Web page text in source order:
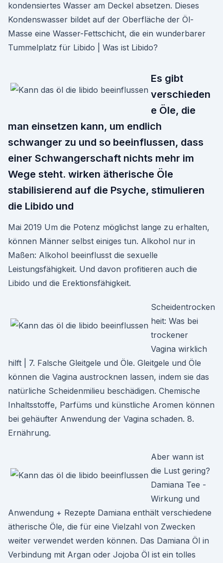
kondensiertes Wasser am Deckel absetzen. Dieses
Kondenswasser bildet auf der Oberfläche der Öl-
Masse eine Wasser-Fettschicht, die ein wunderbarer
Tummelplatz für Libido | Was ist Libido?
Es gibt
verschieden
e Öle, die
man einsetzen kann, um endlich
schwanger zu und so beeinflussen, dass
einer Schwangerschaft nichts mehr im
Wege steht. wirken ätherische Öle
stabilisierend auf die Psyche, stimulieren
die Libido und
Mai 2019 Um die Potenz möglichst lange zu erhalten,
können Männer selbst einiges tun. Alkohol nur in
Maßen: Alkohol beeinflusst die sexuelle
Leistungsfähigkeit. Und davon profitieren auch die
Libido und die Erektionsfähigkeit.
Scheidentrocken
heit: Was bei
trockener
Vagina wirklich
hilft | 7. Falsche Gleitgele und Öle. Gleitgele und Öle
können die Vagina austrocknen lassen, indem sie das
natürliche Scheidenmilieu beschädigen. Chemische
Inhaltsstoffe, Parfüms und künstliche Aromen können
bei gehäufter Anwendung der Vagina schaden. 8.
Ernährung.
Aber wann ist
die Lust gering?
Damiana Tee -
Wirkung und
Anwendung + Rezepte Damiana enthält verschiedene
ätherische Öle, die für eine Vielzahl von Zwecken
weiter verwendet werden können. Das Damiana Öl in
Verbindung mit Argan oder Jojoba Öl ist ein tolles